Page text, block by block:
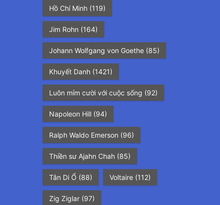
Hồ Chí Minh(119)
Jim Rohn (164)
Johann Wolfgang von Goethe(85)
Khuyết Danh(1421)
Luôn mỉm cười với cuộc sống (92)
Napoleon Hill(94)
Ralph Waldo Emerson (96)
Thiền sư Ajahn Chah(85)
Tân Di Ổ (88) Voltaire(112)
Zig Ziglar(97)